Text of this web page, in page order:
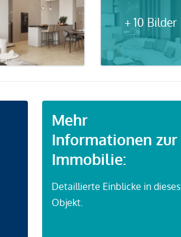
+ 10 Bilder
Mehr
Informationen zur
Immobilie:
Detaillierte Einblicke in dieses
Objekt.